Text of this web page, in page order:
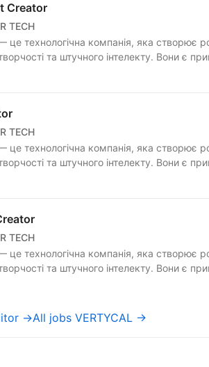
Creator
TECH
це технологічна компанія, яка створює
та штучного інтелекту. Вони є
TECH
це технологічна компанія, яка створює
та штучного інтелекту. Вони є
TECH
це технологічна компанія, яка створює
та штучного інтелекту. Вони є
→All jobs VERTYCAL →